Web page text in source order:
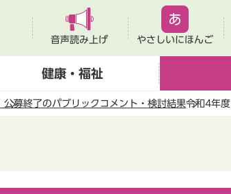
音声読み上げ やさしいにほんご
健康・福祉
公募終了のパブリックコメント・検討結果令和4年度